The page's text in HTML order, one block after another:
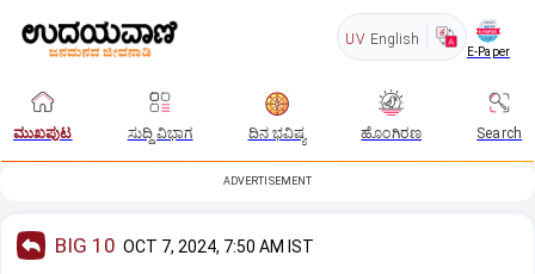
UV English
E-Paper
ಮುಖಪುಟ ಸುದ್ದಿ ವಿಭಾಗ ದಿನ ಭವಿಷ್ಯ ಹೊಂಗಿರಣ Search
ADVERTISEMENT
BIG 10 OCT 7, 2024, 7:50 AM IST